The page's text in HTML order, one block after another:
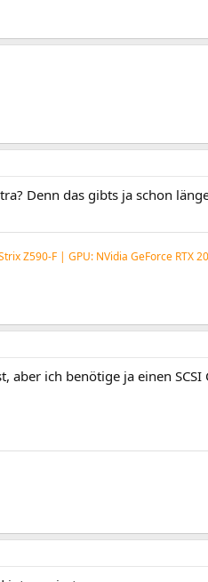
Denn das gibts ja schon
Z590-F | GPU: NVidia GeForce RTX
aber ich benötige ja einen